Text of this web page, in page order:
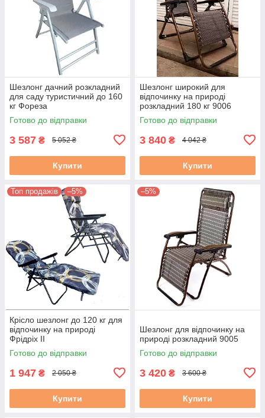
Шезлонг дачний розкладний
для саду туристичний до 160
кг Фореза
Готово до відправки
3 587 ₴ 5 052 ₴
Купити
Шезлонг широкий для
відпочинку на природі
розкладний 180 кг 9006
Готово до відправки
3 840 ₴ 4 042 ₴
Купити
Топ продажів –5%
Крісло шезлонг до 120 кг для
відпочинку на природі
Фрідріх II
Готово до відправки
1 947 ₴ 2 050 ₴
Купити
–5%
Шезлонг для відпочинку на
природі розкладний 9005
Готово до відправки
3 420 ₴ 3 600 ₴
Купити